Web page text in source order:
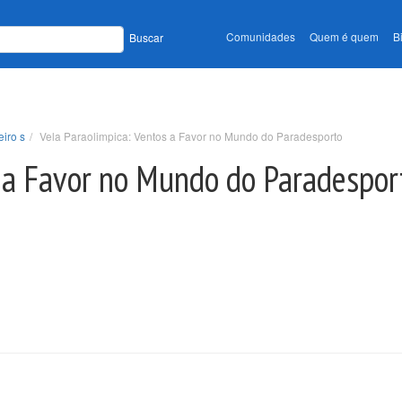
Buscar Comunidades Quem é quem
s Vela Paraolimpica: Ventos a Favor no Mundo do Paradesporto
Favor no Mundo do